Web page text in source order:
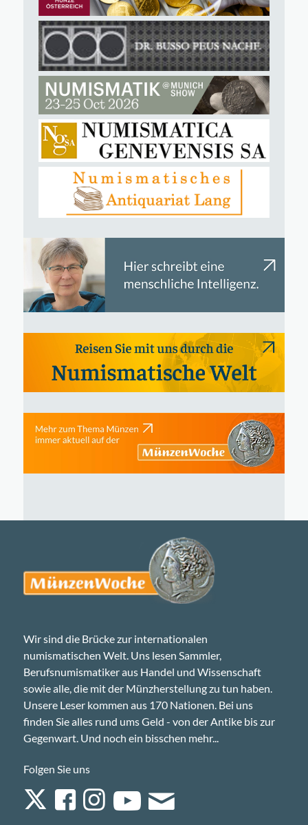
Wir sind die Brücke zur internationalen
numismatischen Welt. Uns lesen Sammler,
Berufsnumismatiker aus Handel und Wissenschaft
sowie alle, die mit der Münzherstellung zu tun haben.
Unsere Leser kommen aus 170 Nationen. Bei uns
finden Sie alles rund ums Geld - von der Antike bis zur
Gegenwart. Und noch ein bisschen mehr...
Folgen Sie uns